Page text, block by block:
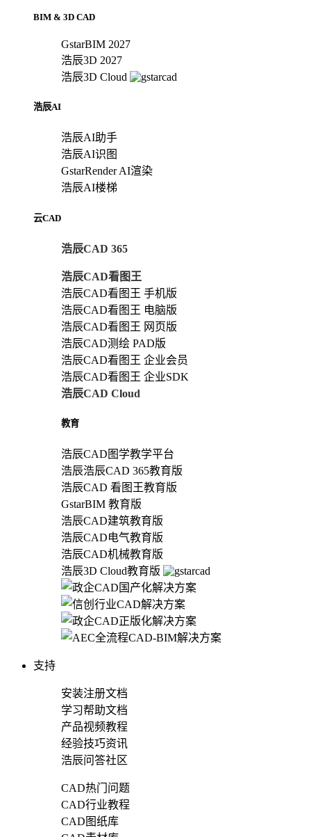
BIM & 3D CAD
GstarBIM 2027
浩辰3D 2027
浩辰3D Cloud
浩辰AI
浩辰AI助手
浩辰AI识图
GstarRender AI渲染
浩辰AI楼梯
云CAD
浩辰CAD 365
浩辰CAD看图王
浩辰CAD看图王 手机版
浩辰CAD看图王 电脑版
浩辰CAD看图王 网页版
浩辰CAD测绘 PAD版
浩辰CAD看图王 企业会员
浩辰CAD看图王 企业SDK
浩辰CAD Cloud
教育
浩辰CAD图学教学平台
浩辰浩辰CAD 365教育版
浩辰CAD 看图王教育版
GstarBIM 教育版
浩辰CAD建筑教育版
浩辰CAD电气教育版
浩辰CAD机械教育版
浩辰3D Cloud教育版
支持
安装注册文档
学习帮助文档
产品视频教程
经验技巧资讯
浩辰问答社区
CAD热门问题
CAD行业教程
CAD图纸库